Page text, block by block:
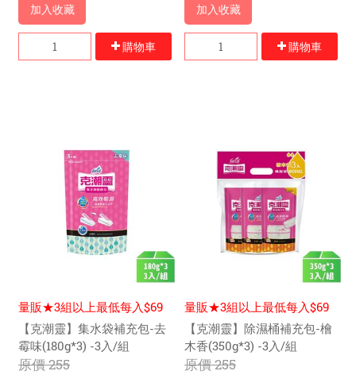
加入收藏
購物車
加入收藏
購物車
量販★3組以上最低每入$69
元【克潮靈】集水袋補充包-去
霉味(180g*3) -3入/組
原價255
量販★3組以上最低每入$69
元【克潮靈】除濕桶補充包-檜
木香(350g*3) -3入/組
原價255